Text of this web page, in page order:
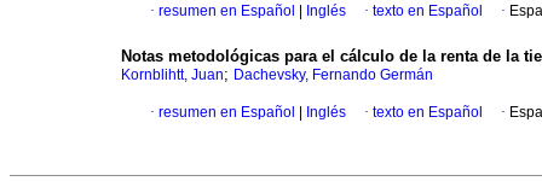
· resumen en Español Inglés · texto en Español ·
Notas metodológicas para el cálculo de la renta de la
Kornblihtt, Juan; Dachevsky, Fernando Germán
· resumen en Español Inglés · texto en Español ·